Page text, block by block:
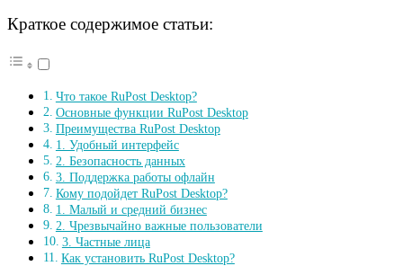
Краткое содержимое статьи:
Что такое RuPost Desktop?
Основные функции RuPost Desktop
Преимущества RuPost Desktop
1. Удобный интерфейс
2. Безопасность данных
3. Поддержка работы офлайн
Кому подойдет RuPost Desktop?
1. Малый и средний бизнес
2. Чрезвычайно важные пользователи
3. Частные лица
Как установить RuPost Desktop?